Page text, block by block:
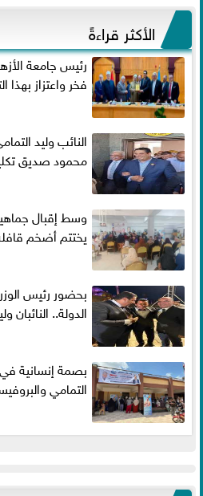
الأكثر قراءةً
رئيس جامعة
فخر واعتزاز بهذا
النائب وليد
محمود صديق
وسط إقبال
يختتم أضخم
بحضور رئيس
الدولة..
بصمة إنسانية في
التمامي